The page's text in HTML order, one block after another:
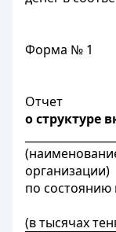
Форма № 1
Отчет
о структуре
организации)
по состоянию
(в тысячах